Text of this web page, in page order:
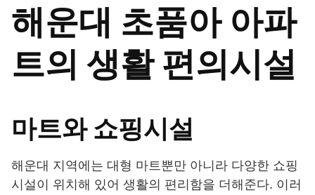
해운대 초품아 아파
트의 생활 편의시설
마트와 쇼핑시설
해운대 지역에는 대형 마트뿐만 아니라 다양한 쇼핑
시설이 위치해 있어 생활의 편리함을 더해준다. 이러